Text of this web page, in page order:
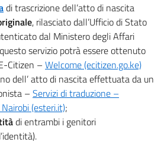
di trascrizione dell’atto di nascita
, rilasciato dall’Ufficio di Stato
dal Ministero degli Affari
servizio potrà essere ottenuto
Citizen – Welcome (ecitizen.go.ke)
dell’ atto di nascita effettuata da un
– Servizi di traduzione –
(esteri.it);
di entrambi i genitori